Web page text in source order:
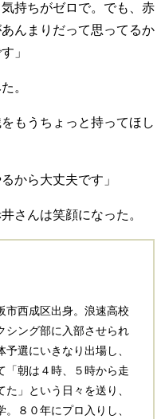
持ちがゼロで。でも、赤
んまりだって思ってるか
」
。
もうちょっと持ってほし
から大丈夫です」
さんは笑顔になった。
市西成区出身。浪速高校
シング部に入部させられ
選にいきなり出場し、
「朝は４時、５時から走
」という日々を送り、
８０年にプロ入りし、